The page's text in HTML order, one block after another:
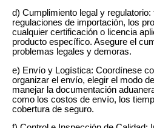
d) Cumplimiento legal y
regulaciones de importación, los
cualquier certificación o licencia
producto específico. Asegure el
problemas legales y demoras.
e) Envío y Logística: Coordínese
organizar el envío, elegir el modo
manejar la documentación
como los costos de envío, los
cobertura de seguro.